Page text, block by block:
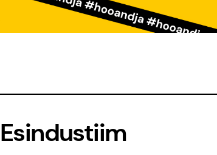
Esindustiim